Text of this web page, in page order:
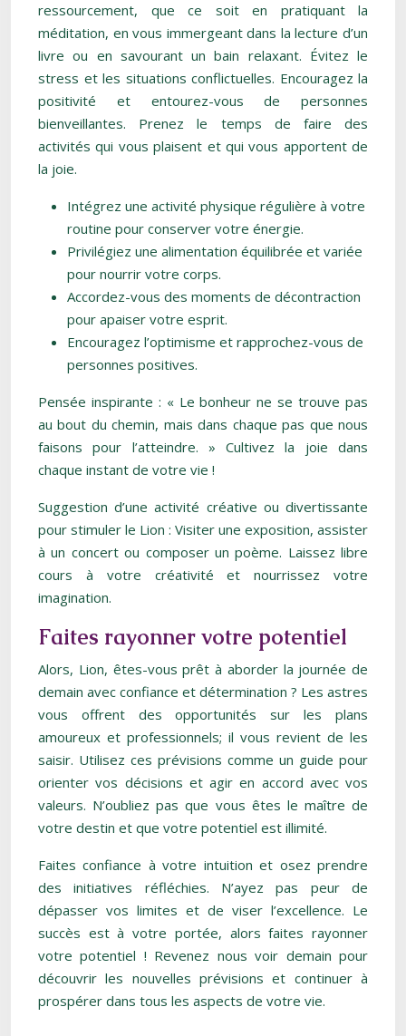
ressourcement, que ce soit en pratiquant la
méditation, en vous immergeant dans la lecture d’un
livre ou en savourant un bain relaxant. Évitez le
stress et les situations conflictuelles. Encouragez la
positivité et entourez-vous de personnes
bienveillantes. Prenez le temps de faire des
activités qui vous plaisent et qui vous apportent de
la joie.
Intégrez une activité physique régulière à votre
routine pour conserver votre énergie.
Privilégiez une alimentation équilibrée et variée
pour nourrir votre corps.
Accordez-vous des moments de décontraction
pour apaiser votre esprit.
Encouragez l’optimisme et rapprochez-vous de
personnes positives.
Pensée inspirante : « Le bonheur ne se trouve pas
au bout du chemin, mais dans chaque pas que nous
faisons pour l’atteindre. » Cultivez la joie dans
chaque instant de votre vie !
Suggestion d’une activité créative ou divertissante
pour stimuler le Lion : Visiter une exposition, assister
à un concert ou composer un poème. Laissez libre
cours à votre créativité et nourrissez votre
imagination.
Faites rayonner votre potentiel
Alors, Lion, êtes-vous prêt à aborder la journée de
demain avec confiance et détermination ? Les astres
vous offrent des opportunités sur les plans
amoureux et professionnels; il vous revient de les
saisir. Utilisez ces prévisions comme un guide pour
orienter vos décisions et agir en accord avec vos
valeurs. N’oubliez pas que vous êtes le maître de
votre destin et que votre potentiel est illimité.
Faites confiance à votre intuition et osez prendre
des initiatives réfléchies. N’ayez pas peur de
dépasser vos limites et de viser l’excellence. Le
succès est à votre portée, alors faites rayonner
votre potentiel ! Revenez nous voir demain pour
découvrir les nouvelles prévisions et continuer à
prospérer dans tous les aspects de votre vie.